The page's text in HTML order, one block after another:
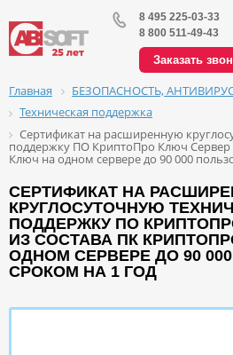
8 495 225-03-33
8 800 511-49-43
Заказать
Главная БЕЗОПАСНОСТЬ,
Техническая поддержка
Сертификат на расширенную
поддержку ПО КриптоПро Ключ Сервер
Ключ на одном сервере до 90 000
СЕРТИФИКАТ НА
КРУГЛОСУТОЧНУЮ
ПОДДЕРЖКУ ПО
ИЗ СОСТАВА ПК
ОДНОМ СЕРВЕРЕ ДО 90
СРОКОМ НА 1 ГОД